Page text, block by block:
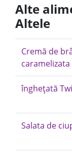
Alte
Altele
Cremă de
caramelizata
înghețată
Salata de